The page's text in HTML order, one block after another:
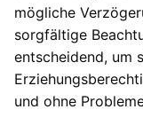
mögliche
sorgfältige
entscheidend, um
und ohne